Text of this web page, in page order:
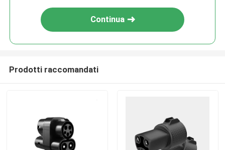
Continua
Prodotti raccomandati